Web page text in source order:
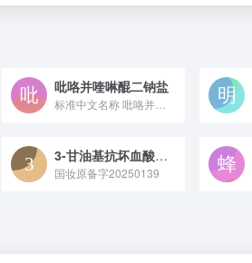
吡咯并喹啉醌二钠盐
标准中文名称 吡咯并喹啉醌二钠盐 备案号 国妆原备字2023...
3-甘油基抗坏血酸戊醚
国妆原备字20250139